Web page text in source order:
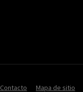
Contacto Mapa de sitio